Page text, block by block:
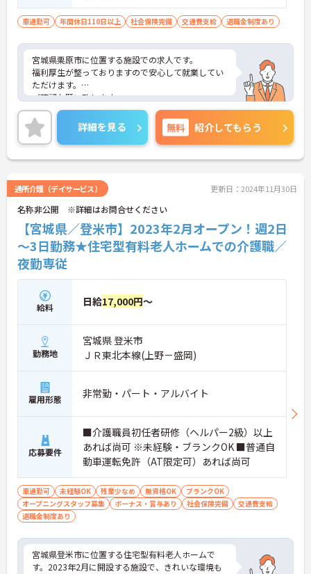
車通勤可 年間休日110日以上 社会保険完備 交通費支給 退職金制度あり
宮城県栗原市に位置する施設での求人です。
福利厚生が整っておりますので安心して就業してい
ただけます。
ご確認お願い致します。
詳細を見る 無料 紹介してもらう
通所介護（デイサービス） 更新日：2024年11月30日
名称非公開 ※詳細はお問合せください
【宮城県／登米市】2023年2月オープン！週2日
～3日勤務★住宅型有料老人ホームでの介護職／
夜勤専従
給料 日給17,000円～
勤務地
宮城県 登米市
ＪＲ東北本線(上野－盛岡)
雇用形態 非常勤・パート・アルバイト
応募要件
■介護職員初任者研修（ヘルパー2級）以上
あれば尚可 ※未経験・ブランクOK ■普通自
動車運転免許（AT限定可）あれば尚可
車通勤可 未経験OK 残業少なめ 無資格OK
ブランクOK
オープニングスタッフ募集
ボーナス・賞与あり 社会保険完備
交通費支給
退職金制度あり
宮城県登米市に位置する住宅型有料老人ホームで
す。2023年2月に開設する施設で、きれいな環境も